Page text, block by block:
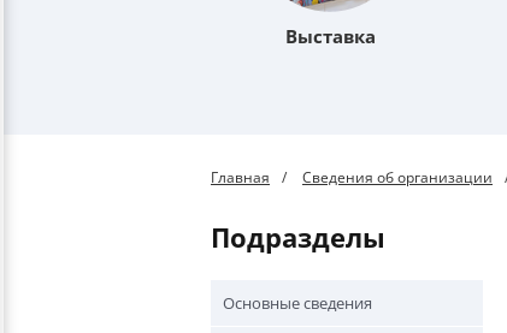
Выставка
Главная Сведения об организации
Подразделы
Основные сведения